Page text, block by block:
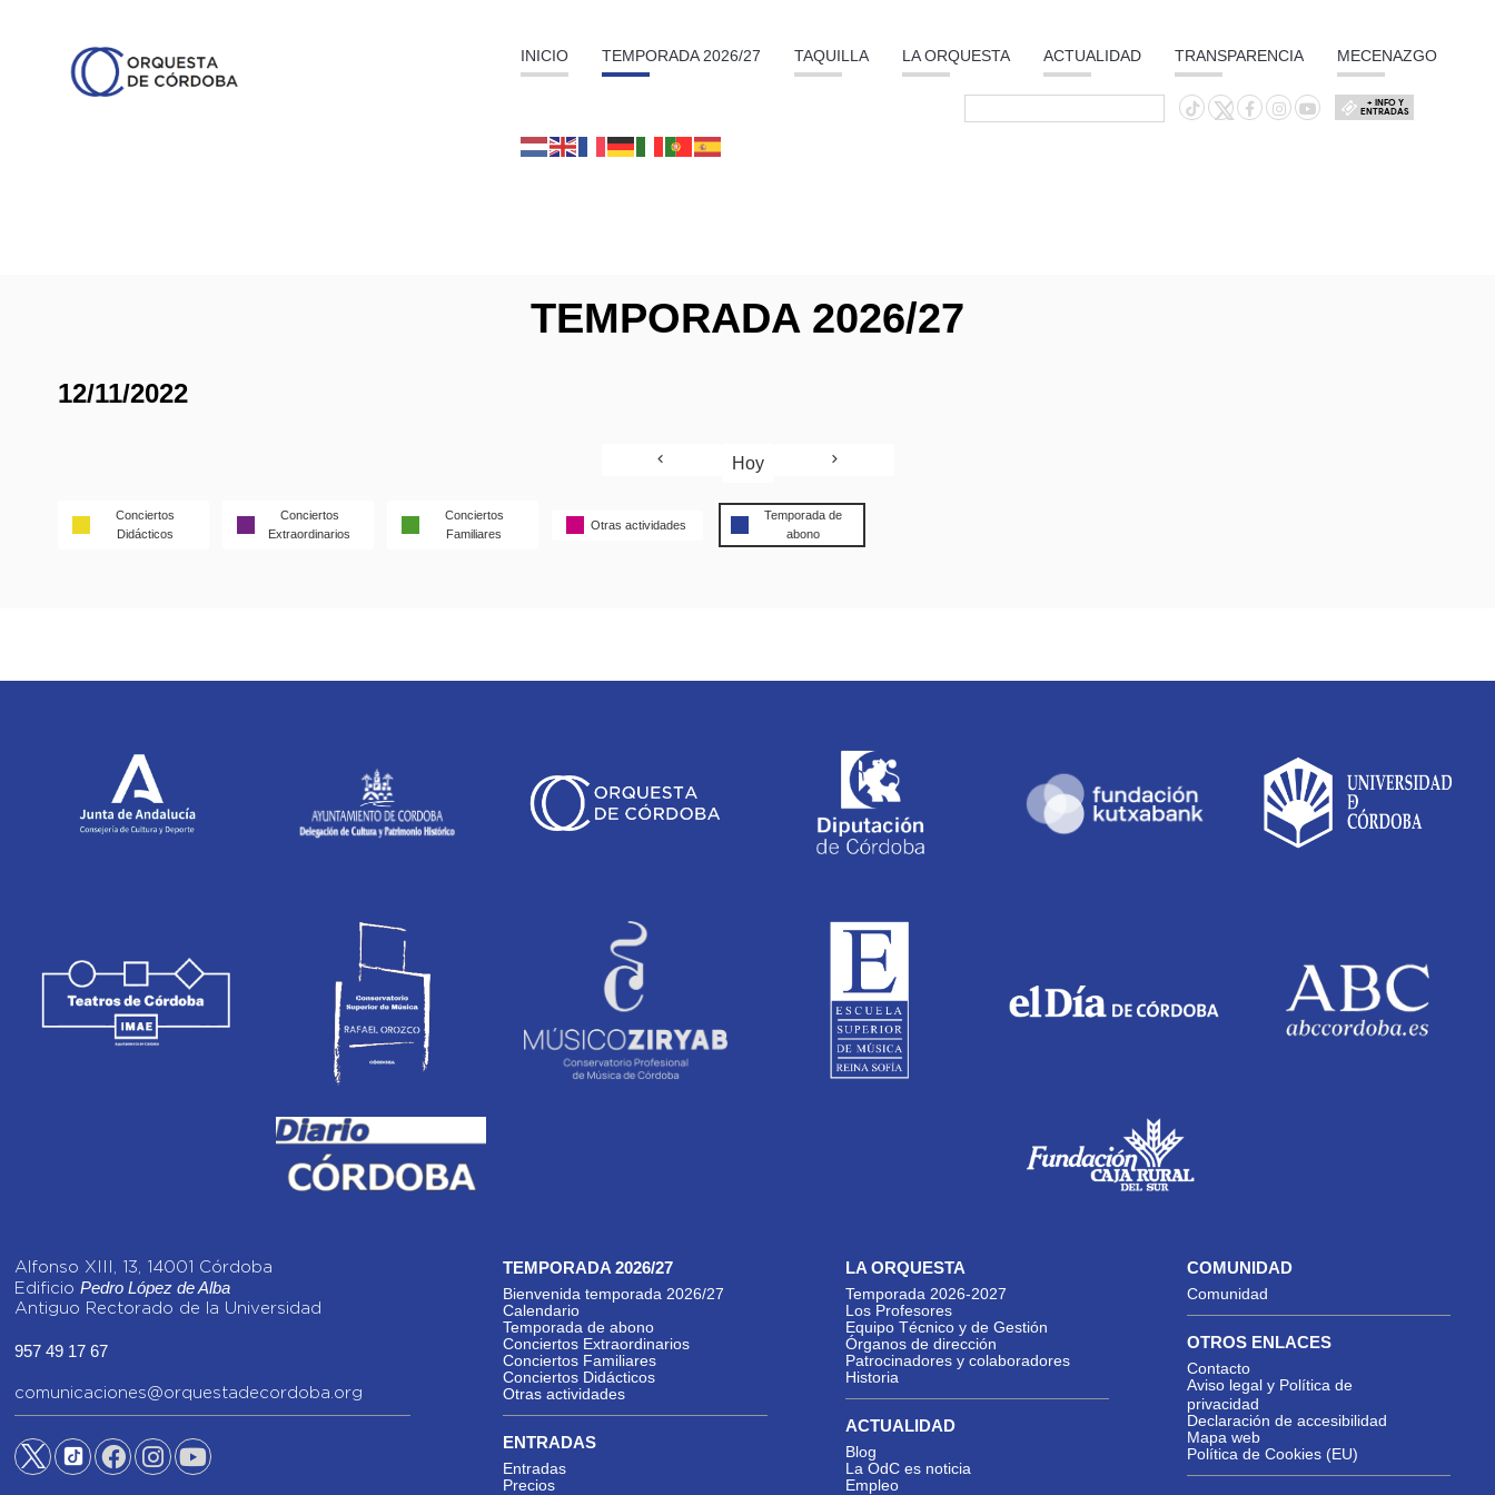
INICIO TEMPORADA 2026/27 TAQUILLA LA ORQUESTA ACTUALIDAD TRANSPARENCIA MECENAZGO
+ INFO Y
ENTRADAS
TEMPORADA 2026/27
12/11/2022
Hoy
Conciertos
Didácticos
Conciertos
Extraordinarios
Conciertos
Familiares
Otras actividades
Temporada de
abono
Alfonso XIII, 13, 14001 Córdoba
Edificio Pedro López de Alba
Antiguo Rectorado de la Universidad
957 49 17 67
comunicaciones@orquestadecordoba.org
TEMPORADA 2026/27
Bienvenida temporada 2026/27
Calendario
Temporada de abono
Conciertos Extraordinarios
Conciertos Familiares
Conciertos Didácticos
Otras actividades
ENTRADAS
Entradas
Precios
LA ORQUESTA
Temporada 2026-2027
Los Profesores
Equipo Técnico y de Gestión
Órganos de dirección
Patrocinadores y colaboradores
Historia
ACTUALIDAD
Blog
La OdC es noticia
Empleo
COMUNIDAD
Comunidad
OTROS ENLACES
Contacto
Aviso legal y Política de
privacidad
Declaración de accesibilidad
Mapa web
Política de Cookies (EU)